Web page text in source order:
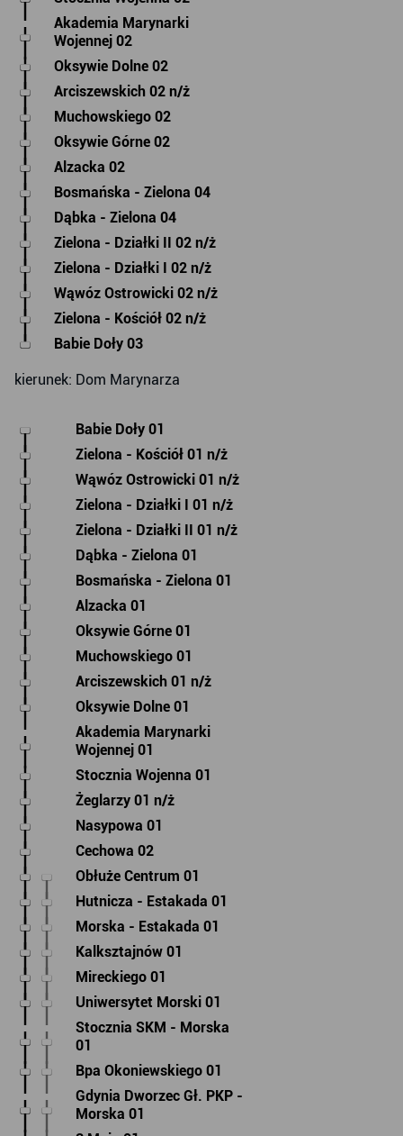
Akademia Marynarki
Wojennej 02
Oksywie Dolne 02
Arciszewskich 02 n/ż
Muchowskiego 02
Oksywie Górne 02
Alzacka 02
Bosmańska - Zielona 04
Dąbka - Zielona 04
Zielona - Działki II 02 n/ż
Zielona - Działki I 02 n/ż
Wąwóz Ostrowicki 02 n/ż
Zielona - Kościół 02 n/ż
Babie Doły 03
kierunek: Dom Marynarza
Babie Doły 01
Zielona - Kościół 01 n/ż
Wąwóz Ostrowicki 01 n/ż
Zielona - Działki I 01 n/ż
Zielona - Działki II 01 n/ż
Dąbka - Zielona 01
Bosmańska - Zielona 01
Alzacka 01
Oksywie Górne 01
Muchowskiego 01
Arciszewskich 01 n/ż
Oksywie Dolne 01
Akademia Marynarki
Wojennej 01
Stocznia Wojenna 01
Żeglarzy 01 n/ż
Nasypowa 01
Cechowa 02
Obłuże Centrum 01
Hutnicza - Estakada 01
Morska - Estakada 01
Kalksztajnów 01
Mireckiego 01
Uniwersytet Morski 01
Stocznia SKM - Morska
01
Bpa Okoniewskiego 01
Gdynia Dworzec Gł. PKP -
Morska 01